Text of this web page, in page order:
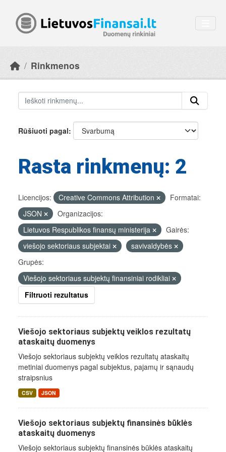
Rinkmenos
Rūšiuoti pagal
Rasta rinkmenų: 2
Licencijos: Creative Commons Attribution
Formatai:
JSON
Organizacijos:
Lietuvos Respublikos finansų ministerija
Gairės:
viešojo sektoriaus subjektai
savivaldybės
Grupės:
Viešojo sektoriaus subjektų finansiniai rodikliai
Filtruoti rezultatus
Viešojo sektoriaus subjektų veiklos rezultatų
ataskaitų duomenys
Viešojo sektoriaus subjektų veiklos rezultatų ataskaitų
metiniai duomenys pagal subjektus, pajamų ir sąnaudų
straipsnius
CSV JSON
Viešojo sektoriaus subjektų finansinės būklės
ataskaitų duomenys
Viešojo sektoriaus subjektų finansinės būklės ataskaitų